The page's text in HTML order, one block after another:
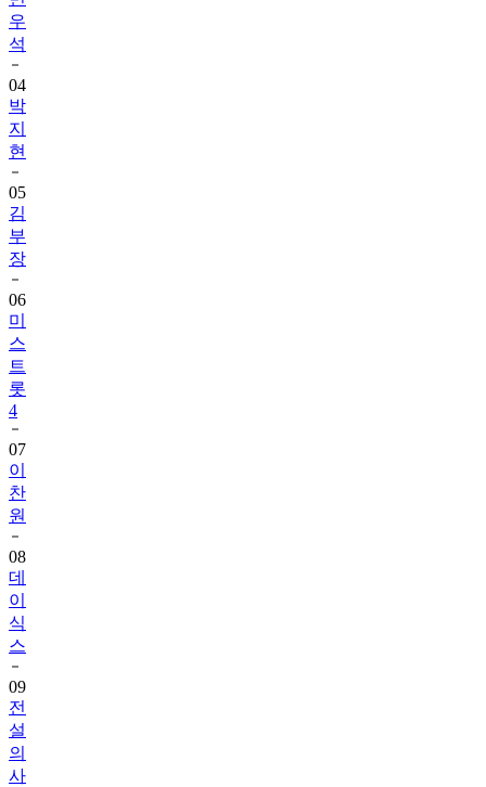
우
석
04
박
지
현
05
김
부
장
06
미
스
트
롯
4
07
이
찬
원
08
데
이
식
스
09
전
설
의
사